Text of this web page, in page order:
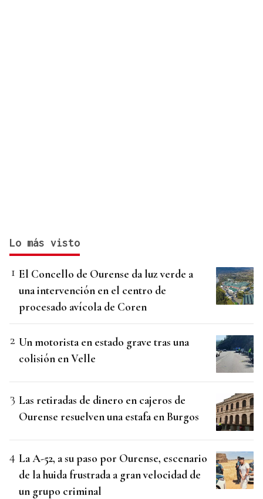
Lo más visto
El Concello de Ourense da luz verde a
una intervención en el centro de
procesado avícola de Coren
Un motorista en estado grave tras una
colisión en Velle
Las retiradas de dinero en cajeros de
Ourense resuelven una estafa en Burgos
La A-52, a su paso por Ourense, escenario
de la huida frustrada a gran velocidad de
un grupo criminal